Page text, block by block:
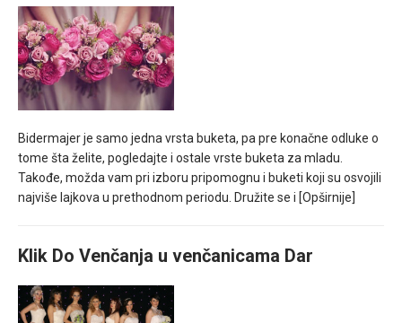
Bidermajer je samo jedna vrsta buketa, pa pre konačne odluke o
tome šta želite, pogledajte i ostale vrste buketa za mladu.
Takođe, možda vam pri izboru pripomognu i buketi koji su osvojili
najviše lajkova u prethodnom periodu. Družite se i [Opširnije]
Klik Do Venčanja u venčanicama Dar